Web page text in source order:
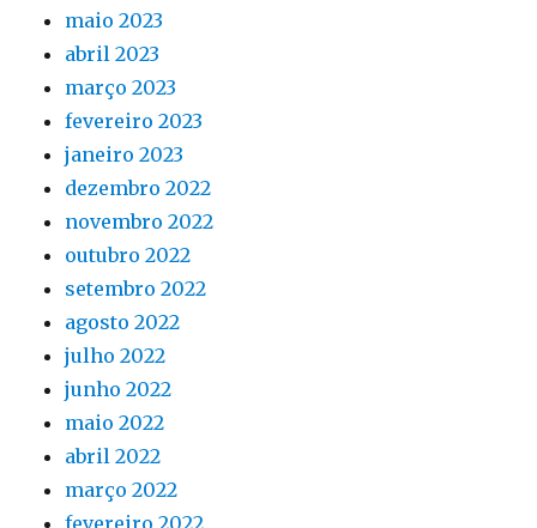
maio 2023
abril 2023
março 2023
fevereiro 2023
janeiro 2023
dezembro 2022
novembro 2022
outubro 2022
setembro 2022
agosto 2022
julho 2022
junho 2022
maio 2022
abril 2022
março 2022
fevereiro 2022